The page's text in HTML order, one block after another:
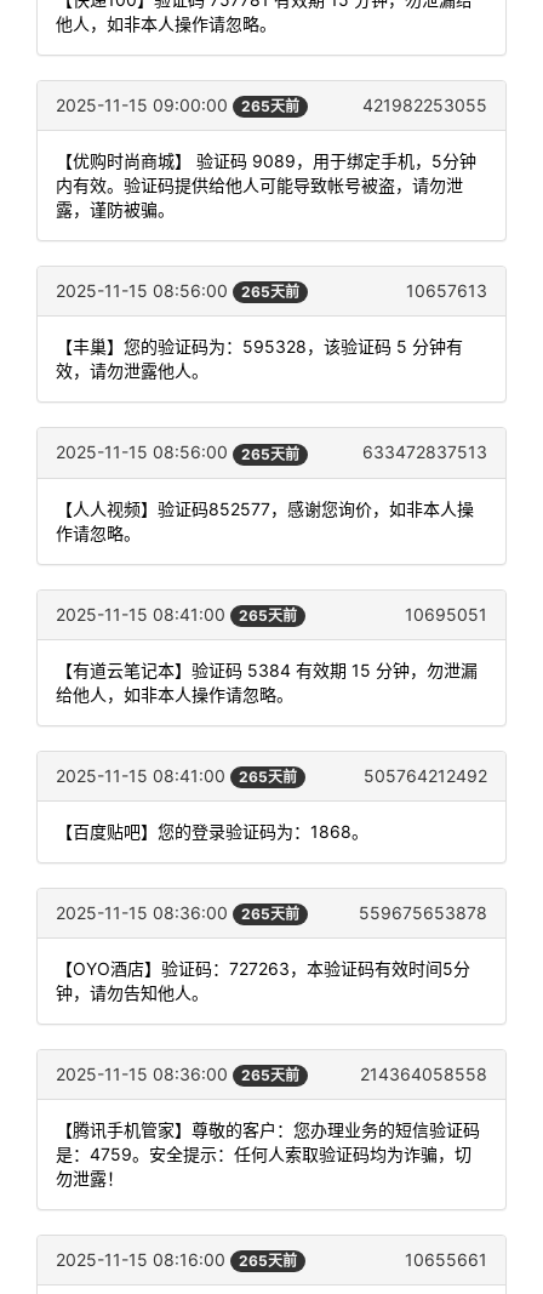
他人，如非本人操作请忽略。
2025-11-15 09:00:00 265天前 421982253055
【优购时尚商城】 验证码 9089，用于绑定手机，5分钟
内有效。验证码提供给他人可能导致帐号被盗，请勿泄
露，谨防被骗。
2025-11-15 08:56:00 265天前 10657613
【丰巢】您的验证码为：595328，该验证码 5 分钟有
效，请勿泄露他人。
2025-11-15 08:56:00 265天前 633472837513
【人人视频】验证码852577，感谢您询价，如非本人操
作请忽略。
2025-11-15 08:41:00 265天前 10695051
【有道云笔记本】验证码 5384 有效期 15 分钟，勿泄漏
给他人，如非本人操作请忽略。
2025-11-15 08:41:00 265天前 505764212492
【百度贴吧】您的登录验证码为：1868。
2025-11-15 08:36:00 265天前 559675653878
【OYO酒店】验证码：727263，本验证码有效时间5分
钟，请勿告知他人。
2025-11-15 08:36:00 265天前 214364058558
【腾讯手机管家】尊敬的客户：您办理业务的短信验证码
是：4759。安全提示：任何人索取验证码均为诈骗，切
勿泄露！
2025-11-15 08:16:00 265天前 10655661